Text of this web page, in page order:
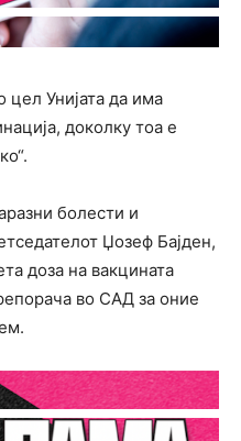
Унијата да има
доколку тоа е
болести и
Џозеф Бајден,
доза на вакцината
во САД за оние